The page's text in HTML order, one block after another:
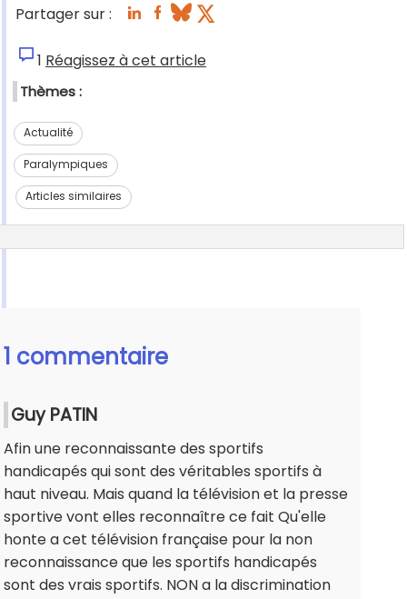
Partager sur :
1 Réagissez à cet article
Thèmes :
Actualité
Paralympiques
Articles similaires
1 commentaire
Guy PATIN
Afin une reconnaissante des sportifs
handicapés qui sont des véritables sportifs à
haut niveau. Mais quand la télévision et la presse
sportive vont elles reconnaître ce fait Qu'elle
honte a cet télévision française pour la non
reconnaissance que les sportifs handicapés
sont des vrais sportifs. NON a la discrimination